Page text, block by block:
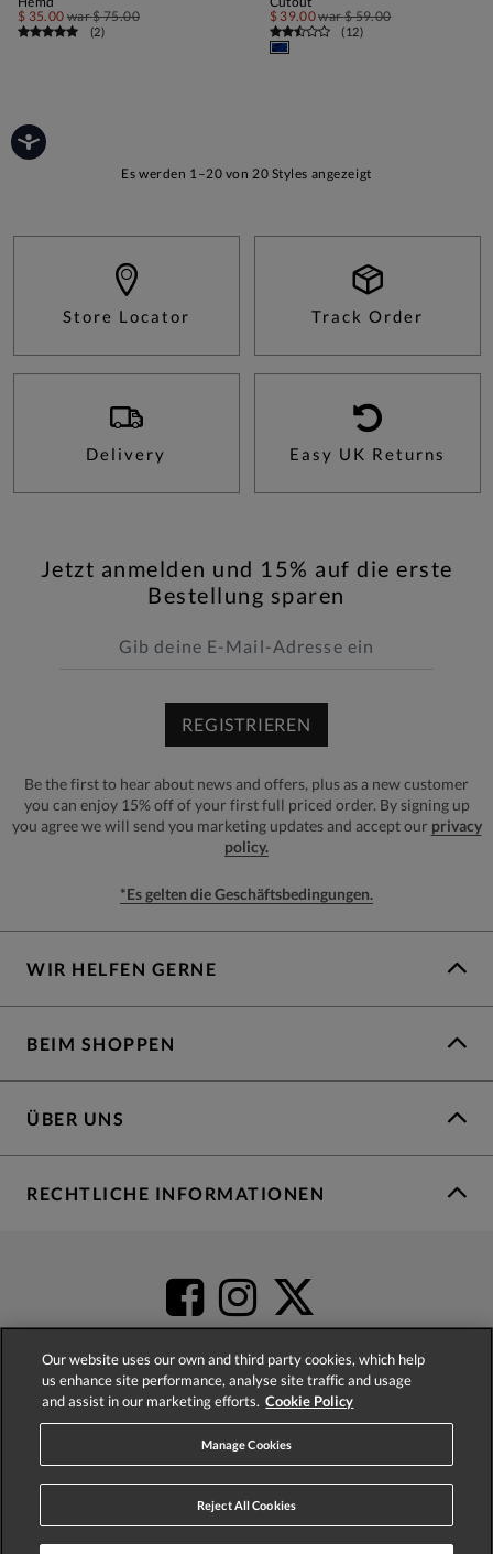
$ 35.00 war$ 75.00
(2)
$ 39.00war$ 59.00
(12)
Es werden 1–20 von 20 Styles angezeigt
Store Locator Track Order
Delivery Easy UK Returns
Jetzt anmelden und 15% auf die erste
Bestellung sparen
REGISTRIEREN
Be the first to hear about news and offers, plus as a new customer
you can enjoy 15% off of your first full priced order. By signing up
you agree we will send you marketing updates and accept our privacy
policy.
*Es gelten die Geschäftsbedingungen.
WIR HELFEN GERNE
BEIM SHOPPEN
ÜBER UNS
RECHTLICHE INFORMATIONEN
4.2based on
Our website uses our own and third party cookies, which help
us enhance site performance, analyse site traffic and usage
and assist in our marketing efforts. Cookie Policy
Manage Cookies
Reject All Cookies